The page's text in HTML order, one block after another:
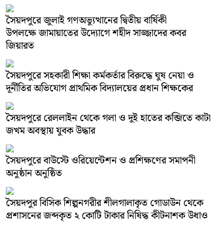
সৈয়দপুরে জুলাই গণঅভ্যুত্থানের দ্বিতীয় বার্ষিকী
উপলক্ষে জামায়াতের উদ্যোগে শহীদ সাজ্জাদের কবর
জিয়ারত
সৈয়দপুরে সহকারী শিক্ষা কর্মকর্তার বিরুদ্ধে ঘুষ নেয়া ও
দূর্নীতির অভিযোগ প্রাথমিক বিদ্যালয়ের প্রধান শিক্ষকের
সৈয়দপুরে রেললাইন থেকে গলা ও দুই হাতের কব্জিতে কাটা
জখম অবস্থায় যুবক উদ্ধার
সৈয়দপুরে বাউস্টে ওরিয়েন্টেশন ও প্রশিক্ষণের সমাপনী
অনুষ্ঠান অনুষ্ঠিত
সৈয়দপুর বিসিক শিল্পনগরীর শীলগালাকৃত গোডাউন থেকে
প্রশাসনের জব্দকৃত ২ কোটি টাকার নিষিদ্ধ কীটনাশক উধাও